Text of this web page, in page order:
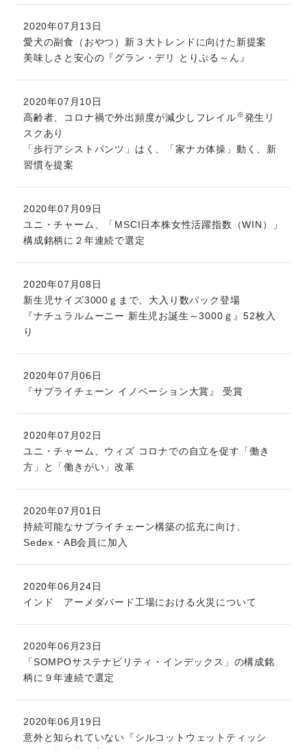
2020年07月13日
愛犬の副食（おやつ）新３大トレンドに向けた新提案
美味しさと安心の『グラン・デリ とりぷる～ん』
2020年07月10日
高齢者、コロナ禍で外出頻度が減少しフレイル※発生リ
スクあり
「歩行アシストパンツ」はく、「家ナカ体操」動く、新
習慣を提案
2020年07月09日
ユニ・チャーム、「MSCI日本株女性活躍指数（WIN）」
構成銘柄に２年連続で選定
2020年07月08日
新生児サイズ3000ｇまで、大入り数パック登場
『ナチュラルムーニー 新生児お誕生～3000ｇ』52枚入
り
2020年07月06日
『サプライチェーン イノベーション大賞』 受賞
2020年07月02日
ユニ・チャーム、ウィズ コロナでの自立を促す「働き
方」と「働きがい」改革
2020年07月01日
持続可能なサプライチェーン構築の拡充に向け、
Sedex・AB会員に加入
2020年06月24日
インド アーメダバード工場における火災について
2020年06月23日
「SOMPOサステナビリティ・インデックス」の構成銘
柄に９年連続で選定
2020年06月19日
意外と知られていない『シルコットウェットティッシ